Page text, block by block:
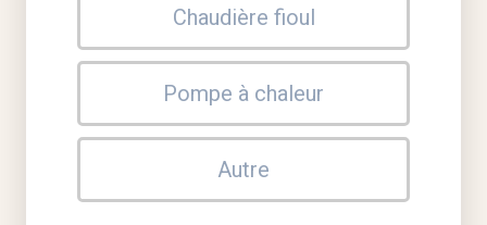
Chaudière fioul
Pompe à chaleur
Autre